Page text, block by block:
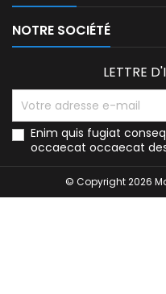
NOTRE SOCIÉTÉ
LETTRE
Enim quis fugiat
occaecat occaecat
© Copyright 2026